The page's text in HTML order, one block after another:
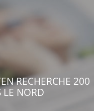
RECHERCHE 200
LE NORD